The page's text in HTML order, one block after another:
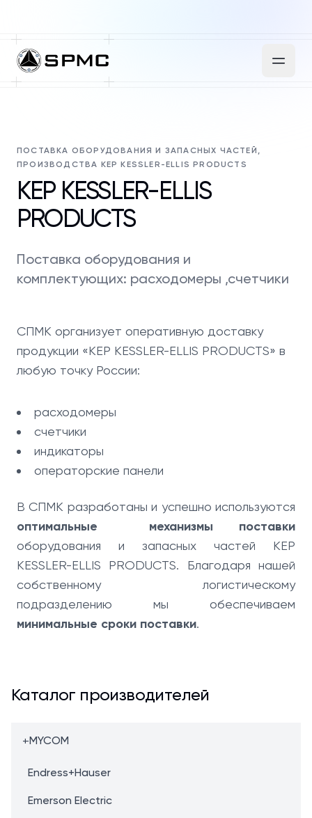
ПОСТАВКА ОБОРУДОВАНИЯ И ЗАПАСНЫХ ЧАСТЕЙ,
ПРОИЗВОДСТВА KEP KESSLER-ELLIS PRODUCTS
KEP KESSLER-ELLIS
PRODUCTS
Поставка оборудования и
комплектующих: расходомеры ,счетчики
СПМК организует оперативную доставку
продукции «KEP KESSLER-ELLIS PRODUCTS» в
любую точку России:
расходомеры
счетчики
индикаторы
операторские панели
В СПМК разработаны и успешно используются
оптимальные механизмы поставки
оборудования и запасных частей KEP
KESSLER-ELLIS PRODUCTS. Благодаря нашей
собственному логистическому
подразделению мы обеспечиваем
минимальные сроки поставки.
Каталог производителей
+MYCOM
Endress+Hauser
Emerson Electric